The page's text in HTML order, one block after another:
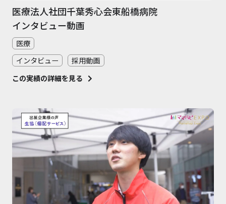
医療法人社団千葉秀心会東船橋病院
インタビュー動画
医療
インタビュー
採用動画
この実績の詳細を見る